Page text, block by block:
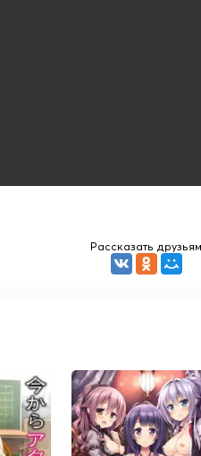
Рассказать друзьям